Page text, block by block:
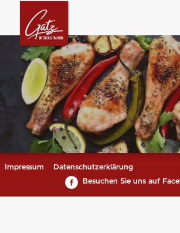
Impressum
Datenschutzerklärung
Besuchen Sie uns auf